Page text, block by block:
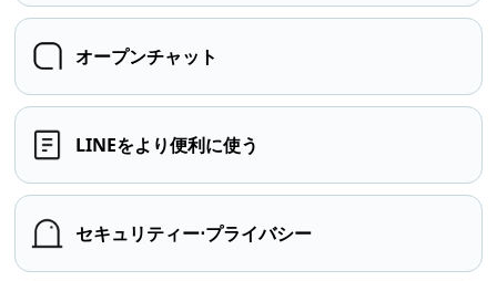
オープンチャット
LINEをより便利に使う
セキュリティー⋅プライバシー